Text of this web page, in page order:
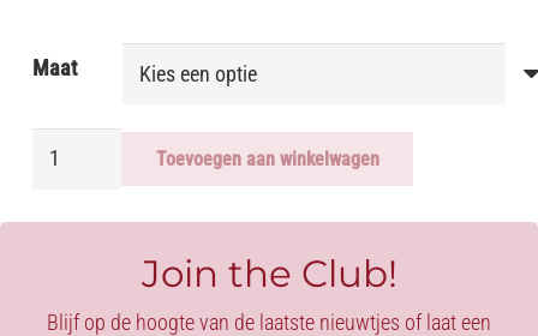
Maat
BASIC
Toevoegen aan winkelwagen
Join the Club!
Blijf op de hoogte van de laatste nieuwtjes of laat een